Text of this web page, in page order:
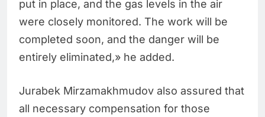
put in place, and the gas levels in the air
were closely monitored. The work will be
completed soon, and the danger will be
entirely eliminated,» he added.
Jurabek Mirzamakhmudov also assured that
all necessary compensation for those